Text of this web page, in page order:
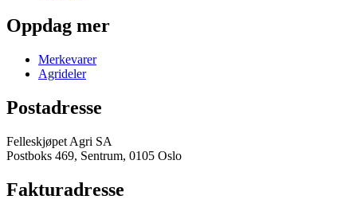
Oppdag mer
Merkevarer
Agrideler
Postadresse
Felleskjøpet Agri SA
Postboks 469, Sentrum, 0105 Oslo
Fakturadresse